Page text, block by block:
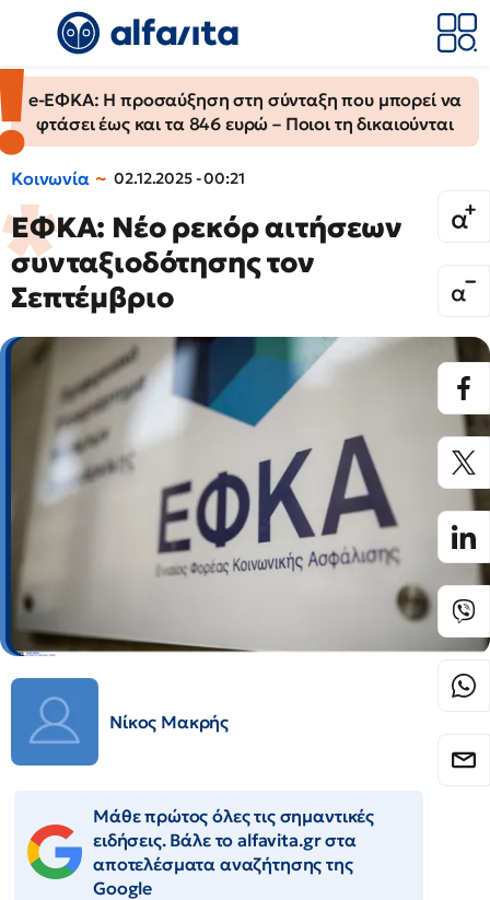
e-ΕΦΚΑ: Η προσαύξηση στη σύνταξη που μπορεί να
φτάσει έως και τα 846 ευρώ – Ποιοι τη δικαιούνται
Κοινωνία 02.12.2025 - 00:21
ΕΦΚΑ: Νέο ρεκόρ αιτήσεων
συνταξιοδότησης τον
Σεπτέμβριο
Νίκος Μακρής
Μάθε πρώτος όλες τις σημαντικές
ειδήσεις. Βάλε το alfavita.gr στα
αποτελέσματα αναζήτησης της
Google